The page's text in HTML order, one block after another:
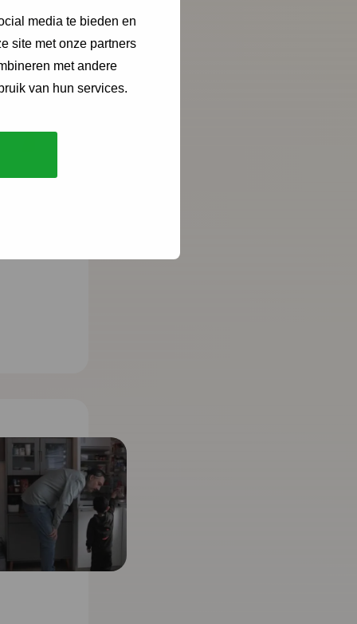
media te bieden en
site met onze partners
met andere
van hun services.